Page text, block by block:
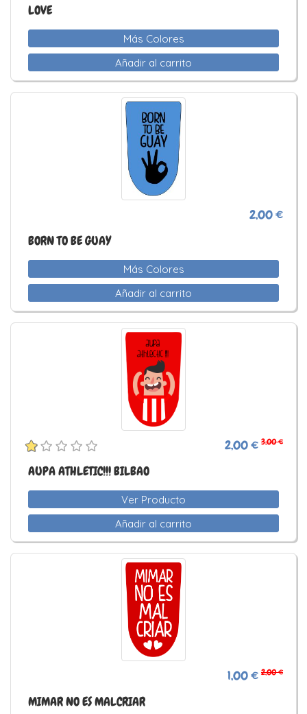
LOVE
Más Colores
Añadir al carrito
2,00 €
BORN TO BE GUAY
Más Colores
Añadir al carrito
2,00 € 3,00 €
AUPA ATHLETIC!!! BILBAO
Ver Producto
Añadir al carrito
1,00 € 2,00 €
MIMAR NO ES MALCRIAR